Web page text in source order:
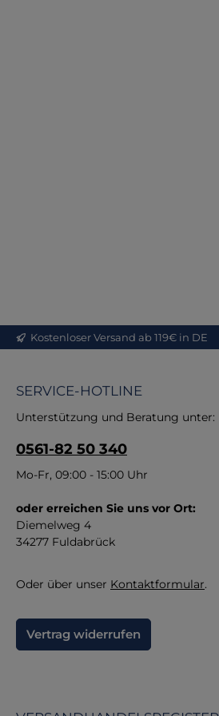
Kostenloser Versand ab 119€ in DE
SERVICE-HOTLINE
Unterstützung und Beratung unter:
0561-82 50 340
Mo-Fr, 09:00 - 15:00 Uhr
oder erreichen Sie uns vor Ort:
Diemelweg 4
34277 Fuldabrück
Oder über unser Kontaktformular.
Vertrag widerrufen